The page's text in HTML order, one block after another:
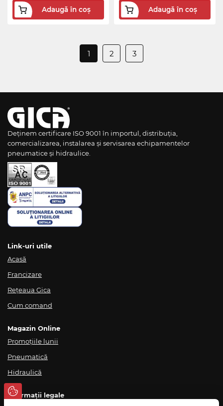
Adaugă în coș Adaugă în coș
1 2 3
Deținem certificare ISO 9001 în importul, distribuția,
comercializarea, instalarea și servisarea echipamentelor
pneumatice și hidraulice.
Link-uri utile
Acasă
Francizare
Rețeaua Gica
Cum comand
Magazin Online
Promoțiile lunii
Pneumatică
Hidraulică
Informații legale